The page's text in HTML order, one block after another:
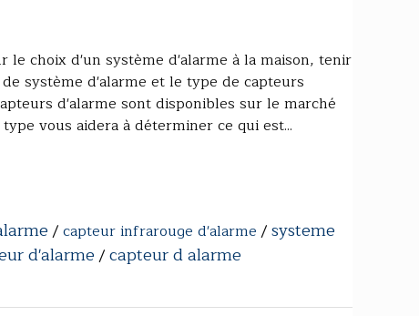
le choix d'un système d'alarme à la maison, tenir
système d'alarme et le type de capteurs
d'alarme sont disponibles sur le marché
vous aidera à déterminer ce qui est...
/capteur infrarouge d'alarme/systeme
d'alarme/capteur d alarme